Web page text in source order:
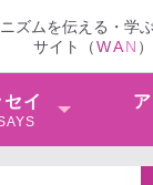
ズムを伝える・学
サイト（WAN ）
イ